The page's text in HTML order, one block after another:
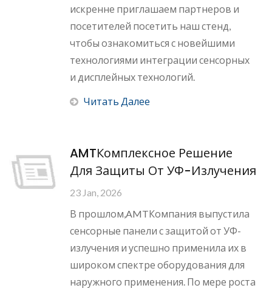
искренне приглашаем партнеров и
посетителей посетить наш стенд,
чтобы ознакомиться с новейшими
технологиями интеграции сенсорных
и дисплейных технологий.
Читать Далее
AMTКомплексное Решение
Для Защиты От УФ-Излучения
23 Jan, 2026
В прошлом,AMTКомпания выпустила
сенсорные панели с защитой от УФ-
излучения и успешно применила их в
широком спектре оборудования для
наружного применения. По мере роста